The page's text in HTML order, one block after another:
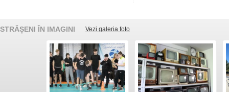
STRĂȘENI ÎN IMAGINI Vezi galeria foto